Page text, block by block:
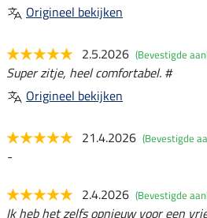
Origineel bekijken
2.5.2026 (Bevestigde
Super zitje, heel comfortabel. #
Origineel bekijken
21.4.2026 (Bevestigde
-
2.4.2026 (Bevestigde
Ik heb het zelfs opnieuw voor een